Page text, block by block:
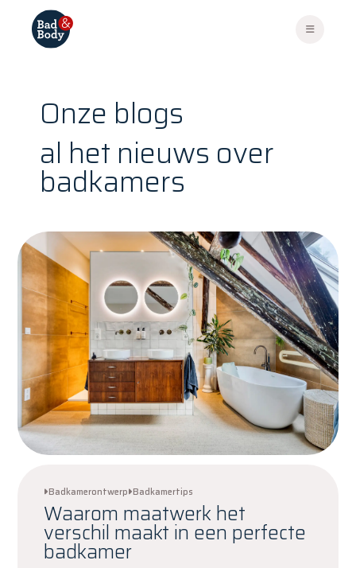
Onze blogs
al het nieuws over
badkamers
Badkamerontwerp Badkamertips
Waarom maatwerk het
verschil maakt in een perfecte
badkamer